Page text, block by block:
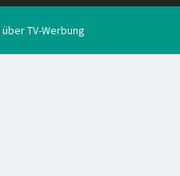
TV-Werbung